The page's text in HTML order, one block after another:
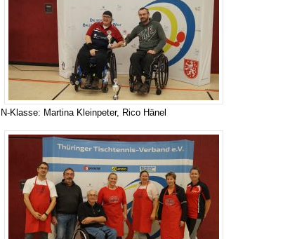
N-Klasse: Martina Kleinpeter, Rico Hänel